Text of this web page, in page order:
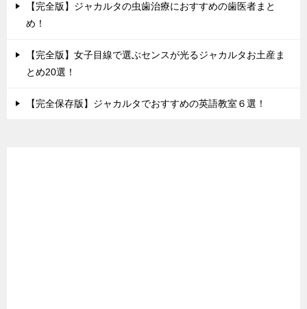
【完全版】ジャカルタの虫歯治療におすすめの歯医者まと
め！
【完全版】女子目線で選ぶセンスが光るジャカルタお土産ま
とめ20選！
【完全保存版】ジャカルタでおすすめの英語教室６選！